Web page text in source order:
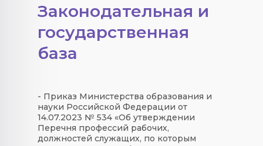
Законодательная и
государственная
база
- Приказ Министерства образования и
науки Российской Федерации от
14.07.2023 № 534 «Об утверждении
Перечня профессий рабочих,
должностей служащих, по которым